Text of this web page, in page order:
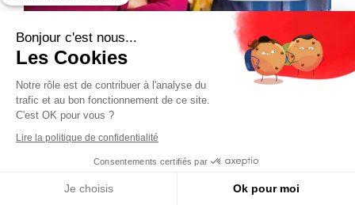
Bonjour c'est nous...
Les Cookies
Notre rôle est de contribuer à l'analyse du
trafic et au bon fonctionnement de ce site.
C'est OK pour vous ?
Lire la politique de confidentialité
Consentements certifiés par
Je choisis Ok pour moi